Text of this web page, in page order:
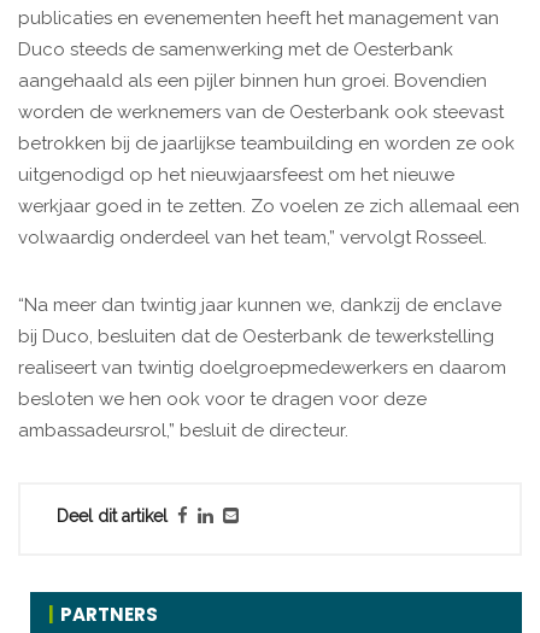
publicaties en evenementen heeft het management van
Duco steeds de samenwerking met de Oesterbank
aangehaald als een pijler binnen hun groei. Bovendien
worden de werknemers van de Oesterbank ook steevast
betrokken bij de jaarlijkse teambuilding en worden ze ook
uitgenodigd op het nieuwjaarsfeest om het nieuwe
werkjaar goed in te zetten. Zo voelen ze zich allemaal een
volwaardig onderdeel van het team,” vervolgt Rosseel.
“Na meer dan twintig jaar kunnen we, dankzij de enclave
bij Duco, besluiten dat de Oesterbank de tewerkstelling
realiseert van twintig doelgroepmedewerkers en daarom
besloten we hen ook voor te dragen voor deze
ambassadeursrol,” besluit de directeur.
Deel dit artikel
PARTNERS